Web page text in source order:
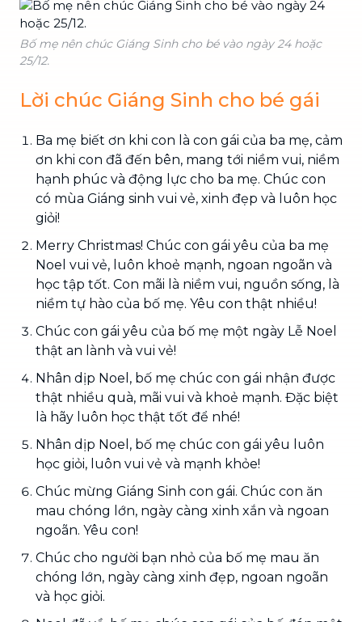
Bố mẹ nên chúc Giáng Sinh cho bé vào ngày 24 hoặc
25/12.
Lời chúc Giáng Sinh cho bé gái
Ba mẹ biết ơn khi con là con gái của ba mẹ, cảm
ơn khi con đã đến bên, mang tới niềm vui, niềm
hạnh phúc và động lực cho ba mẹ. Chúc con
có mùa Giáng sinh vui vẻ, xinh đẹp và luôn học
giỏi!
Merry Christmas! Chúc con gái yêu của ba mẹ
Noel vui vẻ, luôn khoẻ mạnh, ngoan ngoãn và
học tập tốt. Con mãi là niềm vui, nguồn sống, là
niềm tự hào của bố mẹ. Yêu con thật nhiều!
Chúc con gái yêu của bố mẹ một ngày Lễ Noel
thật an lành và vui vẻ!
Nhân dịp Noel, bố mẹ chúc con gái nhận được
thật nhiều quà, mãi vui và khoẻ mạnh. Đặc biệt
là hãy luôn học thật tốt để nhé!
Nhân dịp Noel, bố mẹ chúc con gái yêu luôn
học giỏi, luôn vui vẻ và mạnh khỏe!
Chúc mừng Giáng Sinh con gái. Chúc con ăn
mau chóng lớn, ngày càng xinh xắn và ngoan
ngoãn. Yêu con!
Chúc cho người bạn nhỏ của bố mẹ mau ăn
chóng lớn, ngày càng xinh đẹp, ngoan ngoãn
và học giỏi.